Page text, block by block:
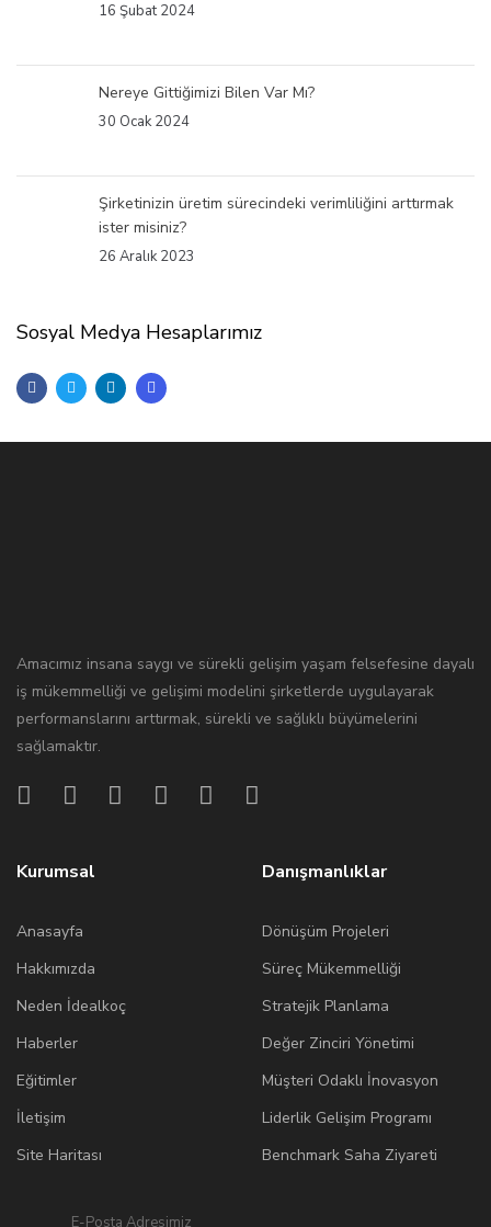
16 Şubat 2024
Nereye Gittiğimizi Bilen Var Mı?
30 Ocak 2024
Şirketinizin üretim sürecindeki verimliliğini arttırmak
ister misiniz?
26 Aralık 2023
Sosyal Medya Hesaplarımız
Amacımız insana saygı ve sürekli gelişim yaşam felsefesine dayalı
iş mükemmelliği ve gelişimi modelini şirketlerde uygulayarak
performanslarını arttırmak, sürekli ve sağlıklı büyümelerini
sağlamaktır.
Kurumsal
Anasayfa
Hakkımızda
Neden İdealkoç
Haberler
Eğitimler
İletişim
Site Haritası
Danışmanlıklar
Dönüşüm Projeleri
Süreç Mükemmelliği
Stratejik Planlama
Değer Zinciri Yönetimi
Müşteri Odaklı İnovasyon
Liderlik Gelişim Programı
Benchmark Saha Ziyareti
E-Posta Adresimiz